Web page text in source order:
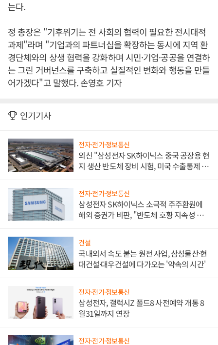
는다.
정 총장은 "기후위기는 전 사회의 협력이 필요한 전시대적
과제"라며 "기업과의 파트너십을 확장하는 동시에 지역 환
경단체와의 상생 협력을 강화하며 시민·기업·공공을 연결하
는 그린 거버넌스를 구축하고 실질적인 변화와 행동을 만들
어가겠다"고 말했다. 손영호 기자
인기기사
전자·전기·정보통신
외신 "삼성전자 SK하이닉스 중국 공장용 현
지 생산 반도체 장비 시험, 미국 수출통제 대
전자·전기·정보통신
삼성전자 SK하이닉스 소극적 주주환원에
해외 증권가 비판, "반도체 호황 지속성 의
건설
국내외서 속도 붙는 원전 사업, 삼성물산·현
대건설·대우건설에 다가오는 '약속의 시간'
전자·전기·정보통신
삼성전자, 갤럭시Z 폴드8 사전예약 개통 8
월31일까지 연장
전자·전기·정보통신